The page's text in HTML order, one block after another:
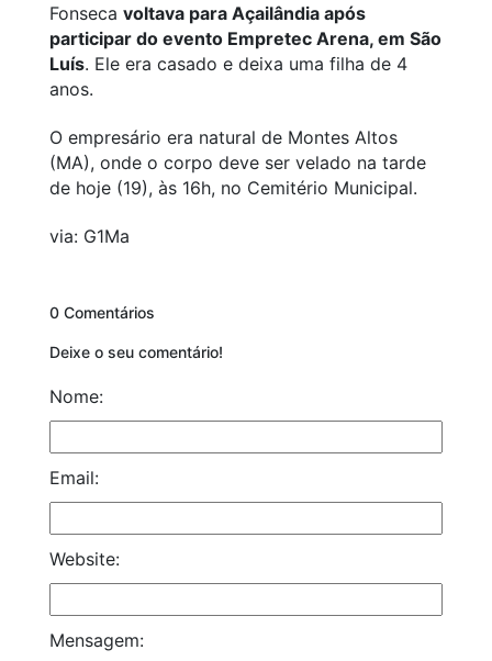
Fonseca voltava para Açailândia após
participar do evento Empretec Arena, em São
Luís. Ele era casado e deixa uma filha de 4
anos.
O empresário era natural de Montes Altos
(MA), onde o corpo deve ser velado na tarde
de hoje (19), às 16h, no Cemitério Municipal.
via: G1Ma
0 Comentários
Deixe o seu comentário!
Nome:
Email:
Website:
Mensagem: